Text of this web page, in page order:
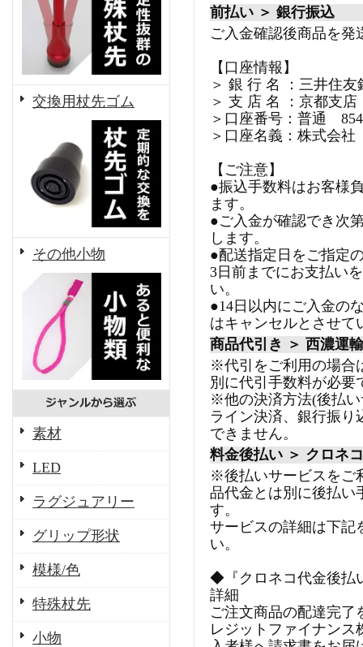
交換用杖先ゴム
その他小物
素材
LED
ラグジュアリー
グリップ形状
模様/色
特殊杖先
小物
前払い ＞ 銀行振込
ご入金確認後商品を発
【口座情報】
＞ 銀 行 名 ：三井住友
＞ 支 店 名 ：京都支店
＞口座番号：普通
＞口座名義：株式会
【ご注意】
●振込手数料はお客様
ます。
●ご入金が確認でき次
します。
●配送指定日をご指定
3日前までにお支払い
い。
●14日以内にご入金の
はキャンセルとさせて
商品代引き ＞ 西濃運輸
※代引をご利用の場合
別に代引手数料が必要
※他の決済方法(後払
ライン決済、銀行振り
できません。
料金後払い ＞ クロネ
※後払いサービスをご
品代金とは別に後払い
す。
サービスの詳細は下記
い。
◆『クロネコ代金後払
詳細
ご注文商品の配達完了
レジットファイナンス